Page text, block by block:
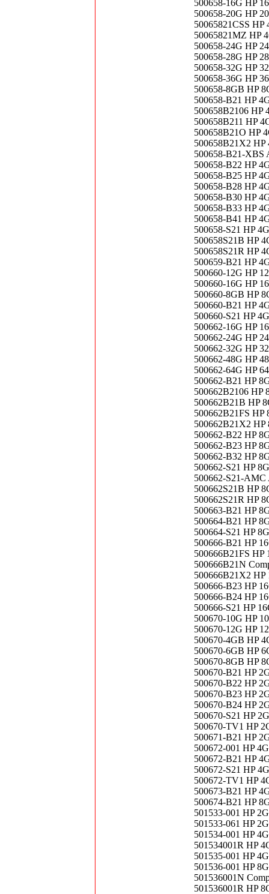
500658-16G HP
500658-20G HP
50065821CSS
50065821MZ HP
500658-24G HP
500658-28G HP
500658-32G HP
500658-36G HP
500658-8GB HP
500658-B21 HP
500658B2106 HP
500658B211 HP
500658B21O HP
500658B21X2 HP
500658-B21-XBS
500658-B22 HP
500658-B25 HP
500658-B28 HP
500658-B30 HP
500658-B33 HP
500658-B41 HP
500658-S21 HP
500658S21B HP
500658S21R HP
500659-B21 HP
500660-12G HP
500660-16G HP
500660-8GB HP
500660-B21 HP
500660-S21 HP
500662-16G HP
500662-24G HP
500662-32G HP
500662-48G HP
500662-64G HP
500662-B21 HP
500662B2106 HP
500662B21B HP
500662B21FS HP
500662B21X2 HP
500662-B22 HP
500662-B23 HP
500662-B32 HP
500662-S21 HP
500662-S21-
500662S21B HP
500662S21R HP
500663-B21 HP
500664-B21 HP
500664-S21 HP
500666-B21 HP
500666B21FS HP
500666B21N
500666B21X2 HP
500666-B23 HP
500666-B24 HP
500666-S21 HP
500670-10G HP
500670-12G HP
500670-4GB HP
500670-6GB HP
500670-8GB HP
500670-B21 HP
500670-B22 HP
500670-B23 HP
500670-B24 HP
500670-S21 HP
500670-TV1 HP
500671-B21 HP
500672-001 HP
500672-B21 HP
500672-S21 HP
500672-TV1 HP
500673-B21 HP
500674-B21 HP
501533-001 HP
501533-061 HP
501534-001 HP
501534001R HP
501535-001 HP
501536-001 HP
501536001N
501536001R HP